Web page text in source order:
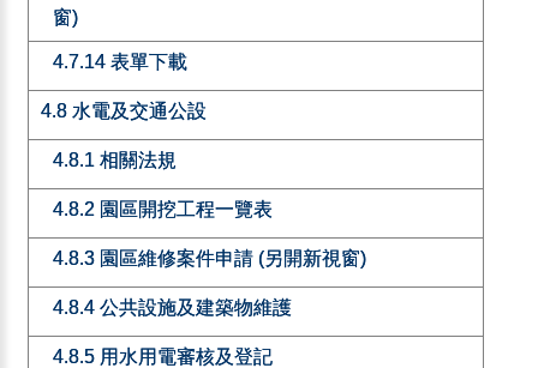
窗)
4.7.14 表單下載
4.8 水電及交通公設
4.8.1 相關法規
4.8.2 園區開挖工程一覽表
4.8.3 園區維修案件申請 (另開新視窗)
4.8.4 公共設施及建築物維護
4.8.5 用水用電審核及登記